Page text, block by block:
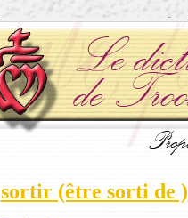
sortir (être sorti de )